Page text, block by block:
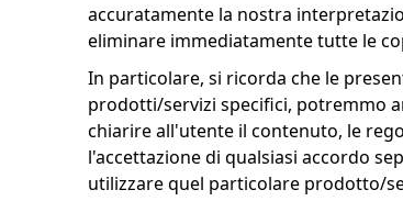
accuratamente la nostra
eliminare immediatamente tutte le
In particolare, si ricorda che le
prodotti/servizi specifici, potremmo
chiarire all'utente il contenuto, le
l'accettazione di qualsiasi accordo
utilizzare quel particolare prodotto/